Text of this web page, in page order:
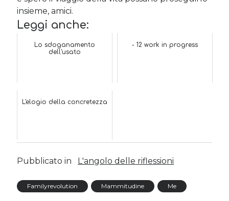
insieme, amici.
Leggi anche:
Lo sdoganamento
dell'usato
- 12 work in progress
L'elogio della concretezza
Pubblicato in L'angolo delle riflessioni
Familyrevolution Mammitudine Me